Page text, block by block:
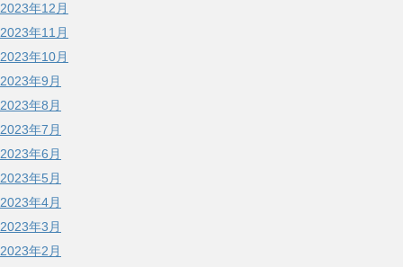
2023年12月
2023年11月
2023年10月
2023年9月
2023年8月
2023年7月
2023年6月
2023年5月
2023年4月
2023年3月
2023年2月